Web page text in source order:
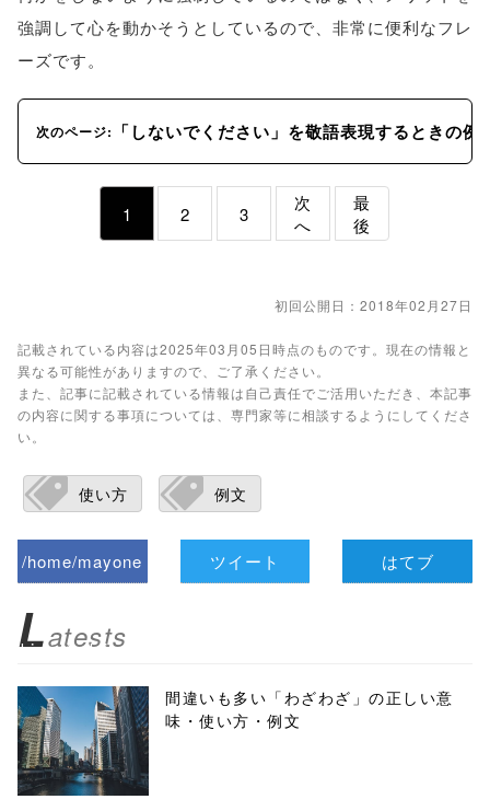
強調して心を動かそうとしているので、非常に便利なフレ
ーズです。
次のページ: 「しないでください」を敬語表現するときの例
1 2 3
次
へ
最
後
初回公開日：2018年02月27日
記載されている内容は2025年03月05日時点のものです。現在の情報と
異なる可能性がありますので、ご了承ください。
また、記事に記載されている情報は自己責任でご活用いただき、本記事
の内容に関する事項については、専門家等に相談するようにしてくださ
い。
使い方 例文
/home/mayone
biz.jp/public_ht
ml/wp-
content/themes
/tapbiz_theme/
ツイート はてブ
Latests
間違いも多い「わざわざ」の正しい意
味・使い方・例文